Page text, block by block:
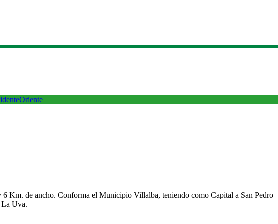
Oriente
Km. de ancho. Conforma el Municipio Villalba, teniendo como Capital a San Pedro
La Uva.